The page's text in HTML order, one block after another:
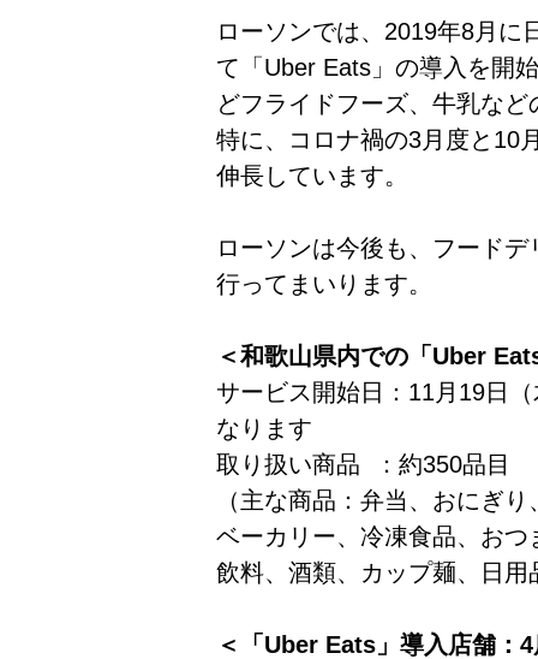
ローソンでは、2019年8月に
て「Uber Eats」の導入を開
どフライドフーズ、牛乳な
特に、コロナ禍の3月度と10
伸長しています。
ローソンは今後も、フード
行ってまいります。
＜和歌山県内での「Uber
サービス開始日：11月19日
なります
取り扱い商品 ：約350品目
（主な商品：弁当、おにぎ
ベーカリー、冷凍食品、おつ
飲料、酒類、カップ麺、日用
＜「Uber Eats」導入店舗：